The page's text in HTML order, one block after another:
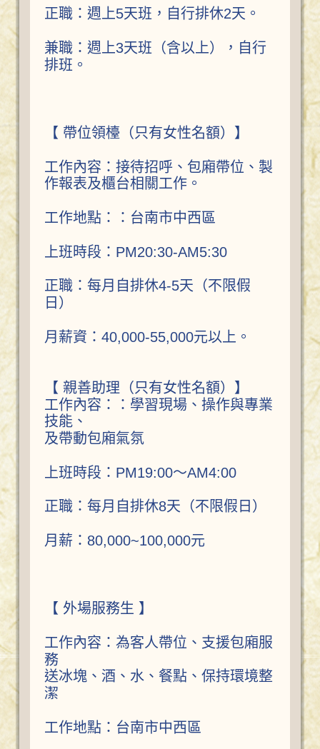
正職：週上5天班，自行排休2天。
兼職：週上3天班（含以上），自行
排班。
【 帶位領檯（只有女性名額）】
工作內容：接待招呼、包廂帶位、製
作報表及櫃台相關工作。
工作地點：：台南市中西區
上班時段：PM20:30-AM5:30
正職：每月自排休4-5天（不限假
日）
月薪資：40,000-55,000元以上。
【 親善助理（只有女性名額）】
工作內容：：學習現場、操作與專業
技能、
及帶動包廂氣氛
上班時段：PM19:00～AM4:00
正職：每月自排休8天（不限假日）
月薪：80,000~100,000元
【 外場服務生 】
工作內容：為客人帶位、支援包廂服
務
送冰塊、酒、水、餐點、保持環境整
潔
工作地點：台南市中西區